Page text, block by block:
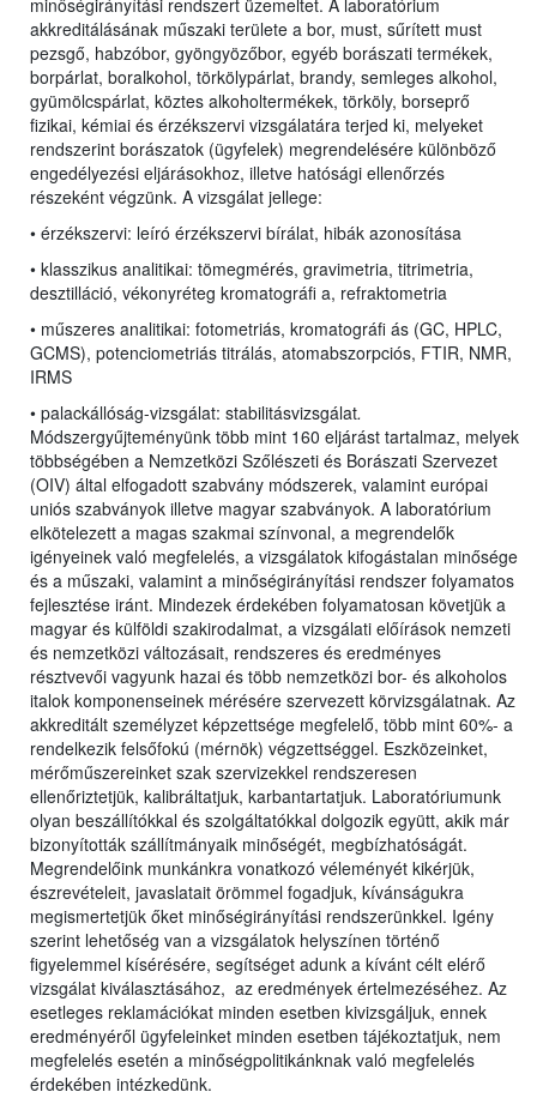
minőségirányítási rendszert üzemeltet. A laboratórium
akkreditálásának műszaki területe a bor, must, sűrített must
pezsgő, habzóbor, gyöngyözőbor, egyéb borászati termékek,
borpárlat, boralkohol, törkölypárlat, brandy, semleges alkohol,
gyümölcspárlat, köztes alkoholtermékek, törköly, borseprő
fizikai, kémiai és érzékszervi vizsgálatára terjed ki, melyeket
rendszerint borászatok (ügyfelek) megrendelésére különböző
engedélyezési eljárásokhoz, illetve hatósági ellenőrzés
részeként végzünk. A vizsgálat jellege:
• érzékszervi: leíró érzékszervi bírálat, hibák azonosítása
• klasszikus analitikai: tömegmérés, gravimetria, titrimetria,
desztilláció, vékonyréteg kromatográfi a, refraktometria
• műszeres analitikai: fotometriás, kromatográfi ás (GC, HPLC,
GCMS), potenciometriás titrálás, atomabszorpciós, FTIR, NMR,
IRMS
• palackállóság-vizsgálat: stabilitásvizsgálat.
Módszergyűjteményünk több mint 160 eljárást tartalmaz, melyek
többségében a Nemzetközi Szőlészeti és Borászati Szervezet
(OIV) által elfogadott szabvány módszerek, valamint európai
uniós szabványok illetve magyar szabványok. A laboratórium
elkötelezett a magas szakmai színvonal, a megrendelők
igényeinek való megfelelés, a vizsgálatok kifogástalan minősége
és a műszaki, valamint a minőségirányítási rendszer folyamatos
fejlesztése iránt. Mindezek érdekében folyamatosan követjük a
magyar és külföldi szakirodalmat, a vizsgálati előírások nemzeti
és nemzetközi változásait, rendszeres és eredményes
résztvevői vagyunk hazai és több nemzetközi bor- és alkoholos
italok komponenseinek mérésére szervezett körvizsgálatnak. Az
akkreditált személyzet képzettsége megfelelő, több mint 60%- a
rendelkezik felsőfokú (mérnök) végzettséggel. Eszközeinket,
mérőműszereinket szak szervizekkel rendszeresen
ellenőriztetjük, kalibráltatjuk, karbantartatjuk. Laboratóriumunk
olyan beszállítókkal és szolgáltatókkal dolgozik együtt, akik már
bizonyították szállítmányaik minőségét, megbízhatóságát.
Megrendelőink munkánkra vonatkozó véleményét kikérjük,
észrevételeit, javaslatait örömmel fogadjuk, kívánságukra
megismertetjük őket minőségirányítási rendszerünkkel. Igény
szerint lehetőség van a vizsgálatok helyszínen történő
figyelemmel kísérésére, segítséget adunk a kívánt célt elérő
vizsgálat kiválasztásához, az eredmények értelmezéséhez. Az
esetleges reklamációkat minden esetben kivizsgáljuk, ennek
eredményéről ügyfeleinket minden esetben tájékoztatjuk, nem
megfelelés esetén a minőségpolitikánknak való megfelelés
érdekében intézkedünk.